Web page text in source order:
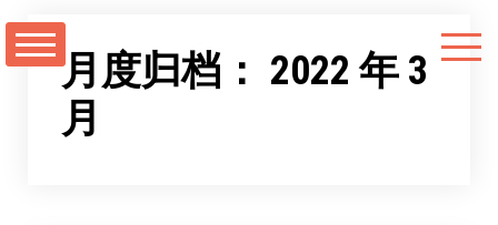
至
月度归档： 2022 年 3
月